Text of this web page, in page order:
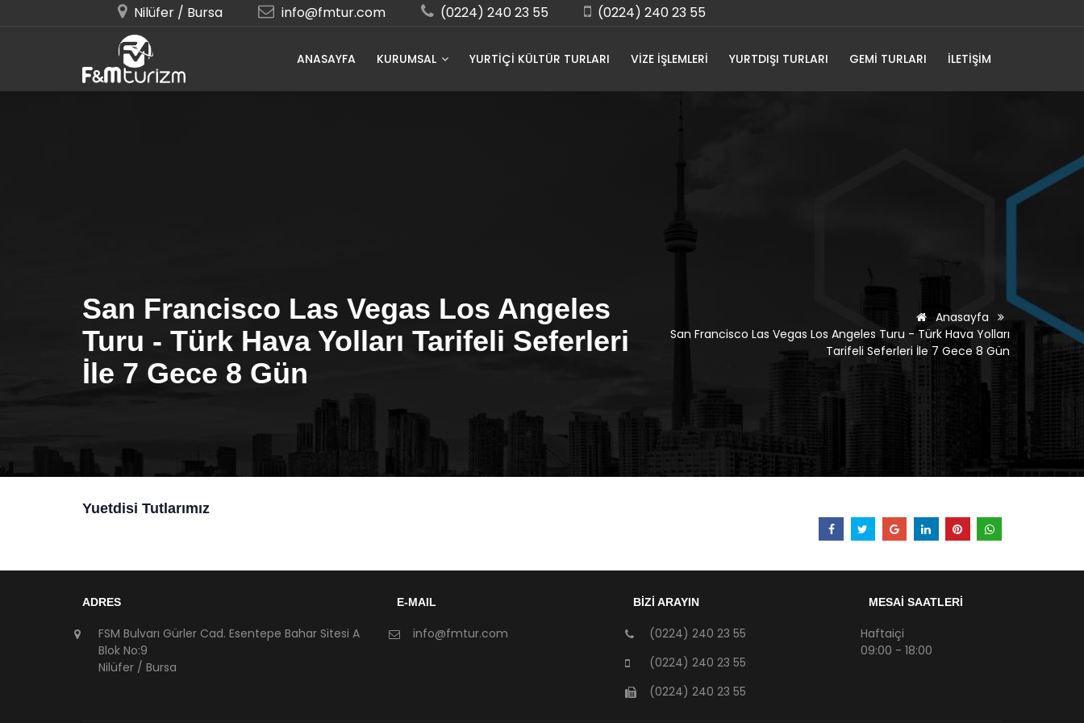
Nilüfer / Bursa info@fmtur.com (0224) 240 23 55 (0224) 240 23 55
ANASAYFA KURUMSAL YURTİÇİ KÜLTÜR TURLARI VIZE İŞLEMLERI YURTDIŞI TURLARI GEMI TURLARI İLETİŞİM
San Francisco Las Vegas Los Angeles
Turu - Türk Hava Yolları Tarifeli Seferleri
İle 7 Gece 8 Gün
Anasayfa
San Francisco Las Vegas Los Angeles Turu - Türk Hava Yolları
Tarifeli Seferleri İle 7 Gece 8 Gün
Yuetdisi Tutlarımız
ADRES
FSM Bulvarı Gürler Cad. Esentepe Bahar Sitesi A
Blok No:9
Nilüfer / Bursa
E-MAIL
info@fmtur.com
BİZİ ARAYIN
(0224) 240 23 55
(0224) 240 23 55
(0224) 240 23 55
MESAİ SAATLERİ
Haftaiçi
09:00 - 18:00